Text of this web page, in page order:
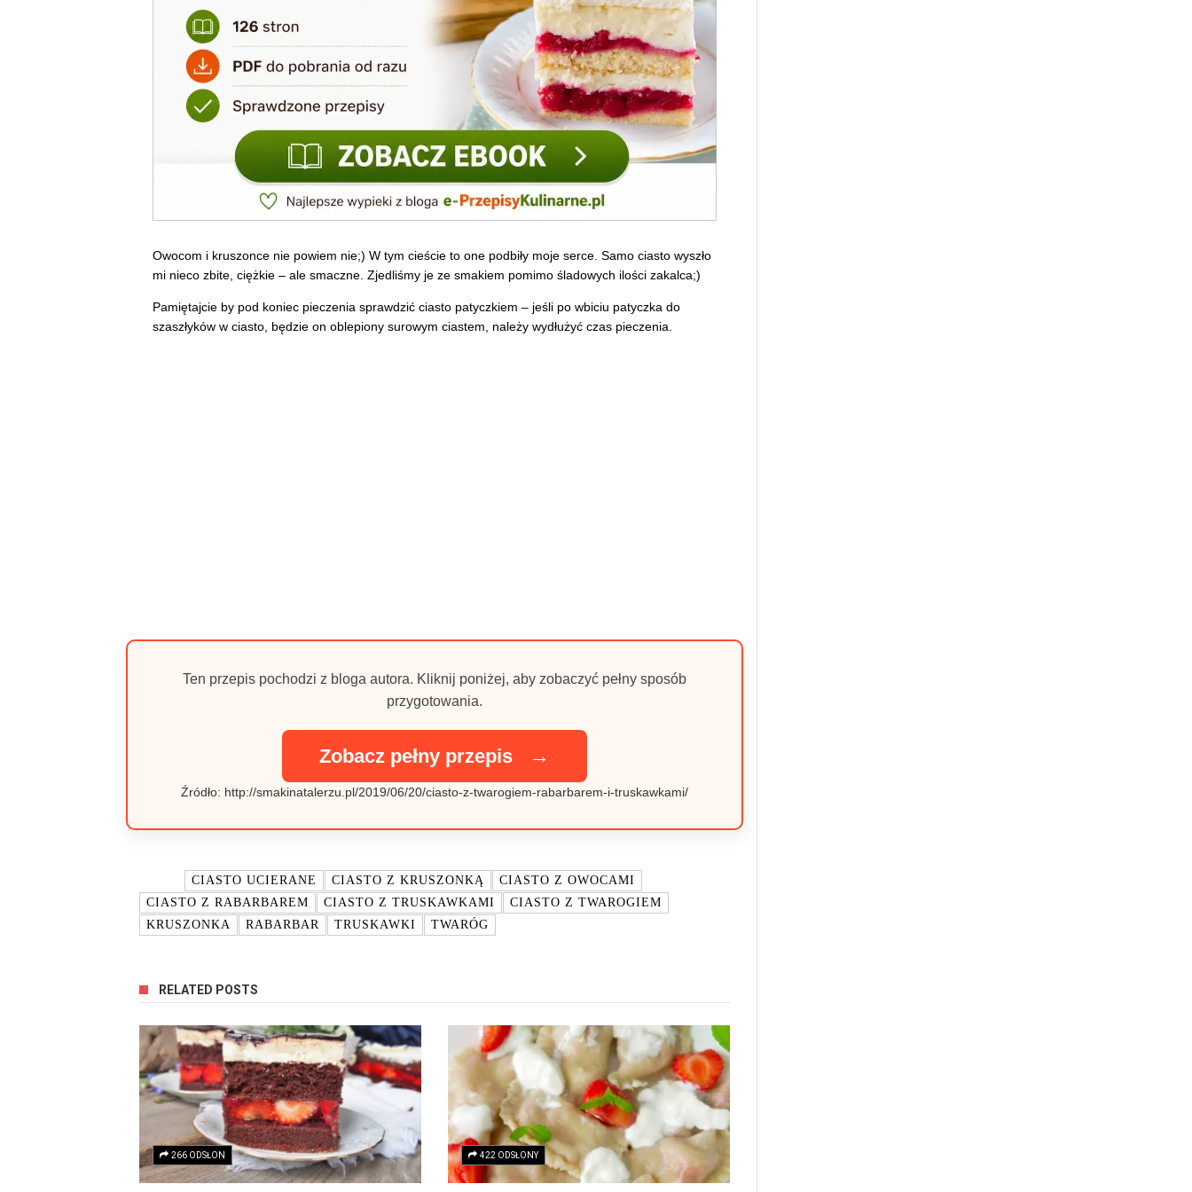
Owocom i kruszonce nie powiem nie;) W tym cieście to one podbiły moje serce. Samo ciasto wyszło
mi nieco zbite, ciężkie – ale smaczne. Zjedliśmy je ze smakiem pomimo śladowych ilości zakalca;)
Pamiętajcie by pod koniec pieczenia sprawdzić ciasto patyczkiem – jeśli po wbiciu patyczka do
szaszłyków w ciasto, będzie on oblepiony surowym ciastem, należy wydłużyć czas pieczenia.
Ten przepis pochodzi z bloga autora. Kliknij poniżej, aby zobaczyć pełny sposób
przygotowania.
Zobacz pełny przepis →
Źródło: http://smakinatalerzu.pl/2019/06/20/ciasto-z-twarogiem-rabarbarem-i-truskawkami/
CIASTO UCIERANE CIASTO Z KRUSZONKĄ
CIASTO Z OWOCAMI
CIASTO Z RABARBAREM
CIASTO Z TRUSKAWKAMI
CIASTO Z TWAROGIEM
KRUSZONKA
RABARBAR TRUSKAWKI TWARÓG
RELATED POSTS
266 ODSŁON 422 ODSŁONY